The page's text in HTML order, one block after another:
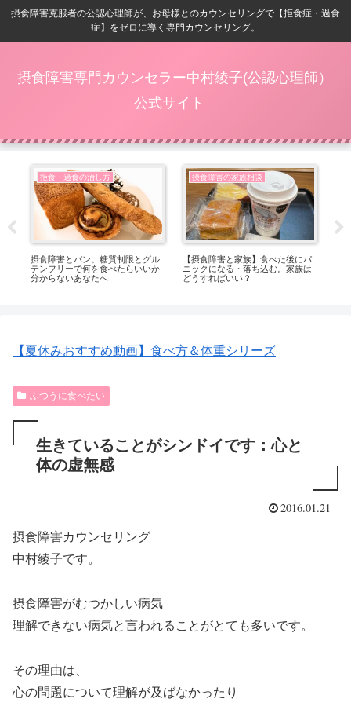
摂食障害克服者の公認心理師が、お母様とのカウンセリングで【拒食症・過食
症】をゼロに導く専門カウンセリング。
摂食障害専門カウンセラー中村綾子(公認心理師）
公式サイト
拒食・過食の治し方
摂食障害とパン。糖質制限とグル
テンフリーで何を食べたらいいか
分からないあなたへ
摂食障害の家族相談
【摂食障害と家族】食べた後にパ
ニックになる・落ち込む。家族は
どうすればいい？
【夏休みおすすめ動画】食べ方＆体重シリーズ
ふつうに食べたい
生きていることがシンドイです：心と
体の虚無感
2016.01.21
摂食障害カウンセリング
中村綾子です。
摂食障害がむつかしい病気
理解できない病気と言われることがとても多いです。
その理由は、
心の問題について理解が及ばなかったり